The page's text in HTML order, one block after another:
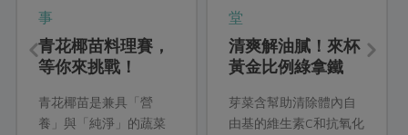
事
青花椰苗料理賽，
等你來挑戰！
青花椰苗是兼具「營
養」與「純淨」的蔬菜
堂
清爽解油膩！來杯
黃金比例綠拿鐵
芽菜含幫助清除體內自
由基的維生素C和抗氧化